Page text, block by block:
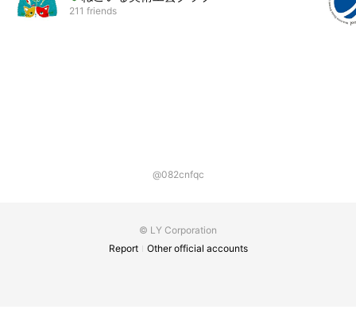
211 friends
@082cnfqc
© LY Corporation
Report
Other official accounts